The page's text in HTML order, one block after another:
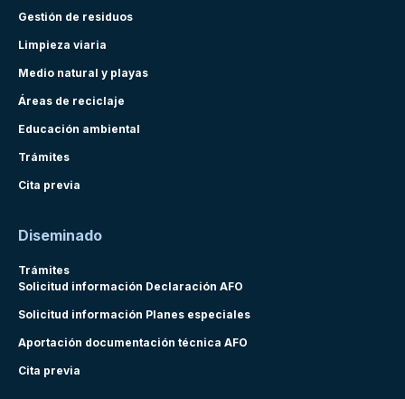
Gestión de residuos
Limpieza viaria
Medio natural y playas
Áreas de reciclaje
Educación ambiental
Trámites
Cita previa
Diseminado
Trámites
Solicitud información Declaración AFO
Solicitud información Planes especiales
Aportación documentación técnica AFO
Cita previa